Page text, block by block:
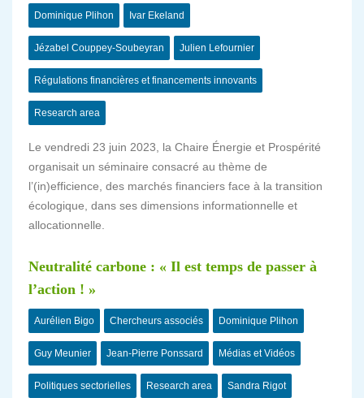
Dominique Plihon Ivar Ekeland
Jézabel Couppey-Soubeyran Julien Lefournier
Régulations financières et financements innovants
Research area
Le vendredi 23 juin 2023, la Chaire Énergie et Prospérité
organisait un séminaire consacré au thème de
l’(in)efficience, des marchés financiers face à la transition
écologique, dans ses dimensions informationnelle et
allocationnelle.
Neutralité carbone : « Il est temps de passer à
l’action ! »
Aurélien Bigo Chercheurs associés Dominique Plihon
Guy Meunier Jean-Pierre Ponssard Médias et Vidéos
Politiques sectorielles Research area Sandra Rigot